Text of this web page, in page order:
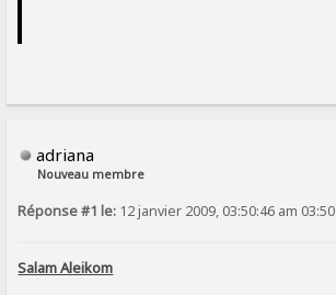
adriana
Nouveau membre
Réponse #1 le: 12 janvier 2009, 03:50:46 am 03:50
Salam Aleikom